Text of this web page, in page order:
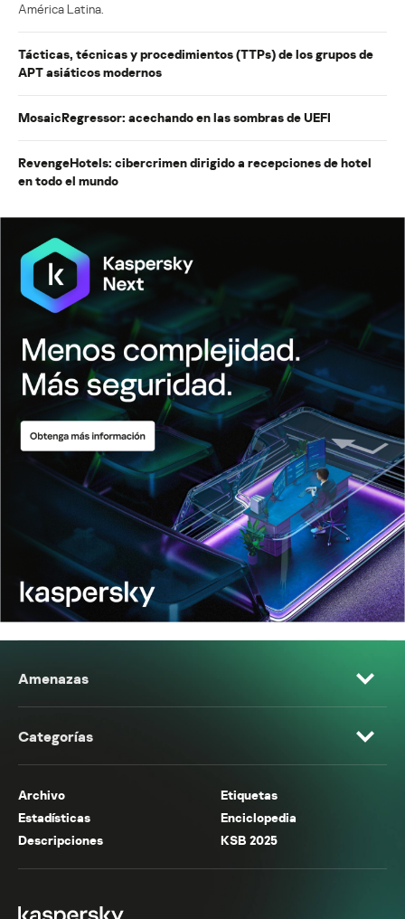
América Latina.
Tácticas, técnicas y procedimientos (TTPs) de los grupos de
APT asiáticos modernos
MosaicRegressor: acechando en las sombras de UEFI
RevengeHotels: cibercrimen dirigido a recepciones de hotel
en todo el mundo
Amenazas
Categorías
Archivo
Etiquetas
Estadísticas
Enciclopedia
Descripciones
KSB 2025